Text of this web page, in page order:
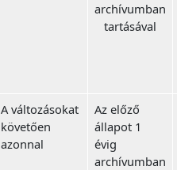
archívumban
tartásával
A változásokat
követően
azonnal
Az előző
állapot 1
évig
archívumban